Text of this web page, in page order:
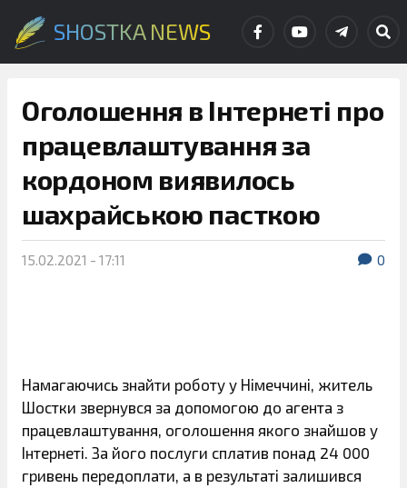
SHOSTKA NEWS
Оголошення в Інтернеті про
працевлаштування за
кордоном виявилось
шахрайською пасткою
15.02.2021 - 17:11 0
Намагаючись знайти роботу у Німеччині, житель
Шостки звернувся за допомогою до агента з
працевлаштування, оголошення якого знайшов у
Інтернеті. За його послуги сплатив понад 24 000
гривень передоплати, а в результаті залишився